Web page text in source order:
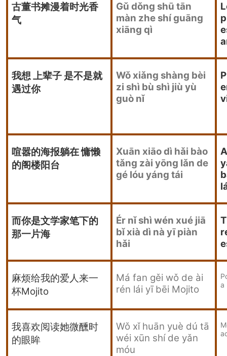
古董书摊漫着时光香
气
Gǔ dǒng shū tān
màn zhe shí guāng
xiāng qì
我想 上辈子 是不是就
遇过你
Wǒ xiǎng shàng bèi
zi shì bù shì jiù yù
guò nǐ
喧嚣的海报躺在 慵懒
的阁楼阳台
Xuān xiāo dì hǎi bào
tǎng zài yōng lǎn de
gé lóu yáng tái
l
而你是文学家笔下的
那一片海
Ér nǐ shì wén xué jiā
bǐ xià dì nà yī piàn
hǎi
T
麻烦给我的爱人来一
杯Mojito
Má fan gěi wǒ de ài
rén lái yī bēi Mojito
a
我喜欢阅读她微醺时
的眼眸
Wǒ xǐ huān yuè dú tā
wéi xūn shí de yǎn
móu